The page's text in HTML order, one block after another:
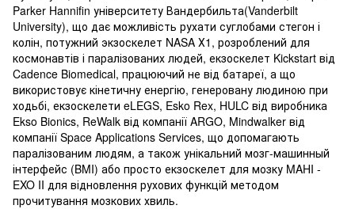
Parker Hannifin університету Вандербильта(Vanderbilt
University), що дає можливість рухати суглобами стегон і
колін, потужний экзоскелет NASA Х1, розроблений для
космонавтів і паралізованих людей, екзоскелет Kickstart від
Cadence Biomedical, працюючий не від батареї, а що
використовує кінетичну енергію, генеровану людиною при
ходьбі, екзоскелети eLEGS, Esko Rex, HULC від виробника
Ekso Bionics, ReWalk від компанії ARGO, Mindwalker від
компанії Space Applications Services, що допомагають
паралізованим людям, а також унікальний мозг-машинный
інтерфейс (BMI) або просто екзоскелет для мозку MAHI -
EXO II для відновлення рухових функцій методом
прочитування мозкових хвиль.